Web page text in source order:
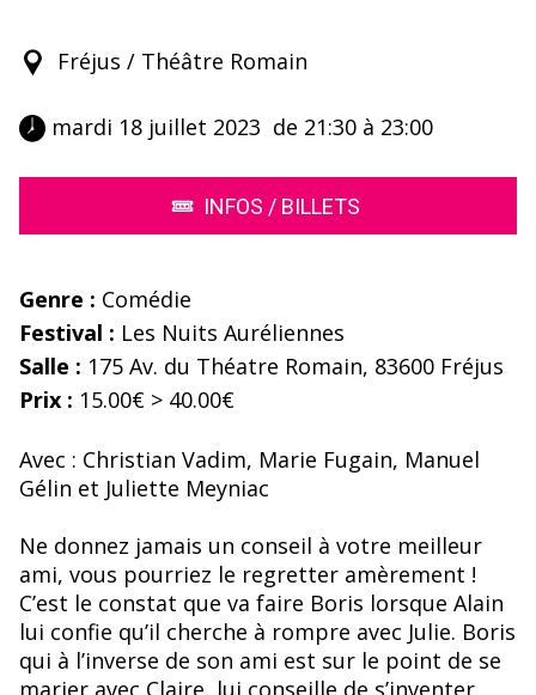
Fréjus / Théâtre Romain
mardi 18 juillet 2023  de 21:30 à 23:00
INFOS / BILLETS
Genre : Comédie
Festival : Les Nuits Auréliennes
Salle : 175 Av. du Théatre Romain, 83600 Fréjus
Prix : 15.00€ > 40.00€
Avec : Christian Vadim, Marie Fugain, Manuel
Gélin et Juliette Meyniac
Ne donnez jamais un conseil à votre meilleur
ami, vous pourriez le regretter amèrement !
C’est le constat que va faire Boris lorsque Alain
lui confie qu’il cherche à rompre avec Julie. Boris
qui à l’inverse de son ami est sur le point de se
marier avec Claire, lui conseille de s’inventer